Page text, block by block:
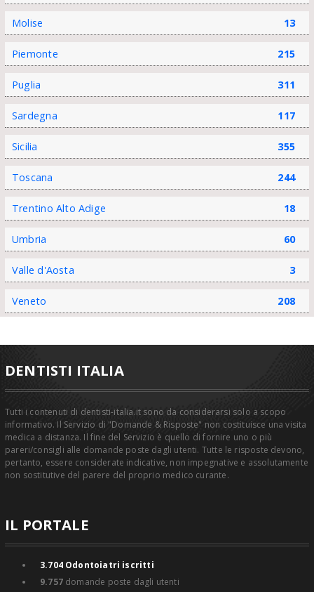
Molise 13
Piemonte 215
Puglia 311
Sardegna 117
Sicilia 355
Toscana 244
Trentino Alto Adige 18
Umbria 60
Valle d'Aosta 3
Veneto 208
DENTISTI ITALIA
Tutti i contenuti di dentisti-italia.it sono da considerarsi solo a scopo
informativo. Il Servizio di "Domande & Risposte" non costituisce una visita
medica a distanza. Il fine del Servizio è quello di fornire uno o più
pareri/consigli alle domande poste dagli utenti. Tutte le risposte devono,
pertanto, essere considerate indicative, non impegnative e assolutamente
non sostitutive del parere del proprio medico curante.
IL PORTALE
3.704Odontoiatri iscritti
9.757domande poste dagli utenti